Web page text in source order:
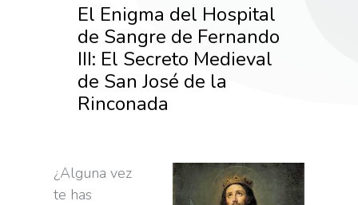
El Enigma del Hospital
de Sangre de Fernando
III: El Secreto Medieval
de San José de la
Rinconada
¿Alguna vez
te has